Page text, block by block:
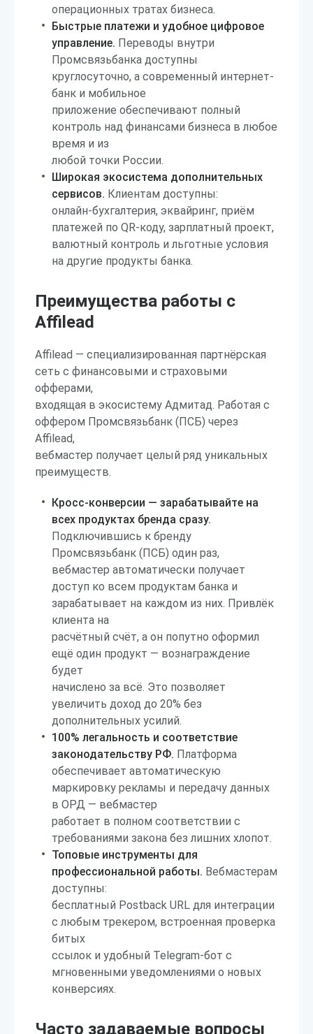
операционных тратах бизнеса.
Быстрые платежи и удобное цифровое
управление. Переводы внутри
Промсвязьбанка доступны
круглосуточно, а современный интернет-
банк и мобильное
приложение обеспечивают полный
контроль над финансами бизнеса в любое
время и из
любой точки России.
Широкая экосистема дополнительных
сервисов. Клиентам доступны:
онлайн-бухгалтерия, эквайринг, приём
платежей по QR-коду, зарплатный проект,
валютный контроль и льготные условия
на другие продукты банка.
Преимущества работы с
Affilead
Affilead — специализированная партнёрская
сеть с финансовыми и страховыми
офферами,
входящая в экосистему Адмитад. Работая с
оффером Промсвязьбанк (ПСБ) через
Affilead,
вебмастер получает целый ряд уникальных
преимуществ.
Кросс-конверсии — зарабатывайте на
всех продуктах бренда сразу.
Подключившись к бренду
Промсвязьбанк (ПСБ) один раз,
вебмастер автоматически получает
доступ ко всем продуктам банка и
зарабатывает на каждом из них. Привлёк
клиента на
расчётный счёт, а он попутно оформил
ещё один продукт — вознаграждение
будет
начислено за всё. Это позволяет
увеличить доход до 20% без
дополнительных усилий.
100% легальность и соответствие
законодательству РФ. Платформа
обеспечивает автоматическую
маркировку рекламы и передачу данных
в ОРД — вебмастер
работает в полном соответствии с
требованиями закона без лишних хлопот.
Топовые инструменты для
профессиональной работы. Вебмастерам
доступны:
бесплатный Postback URL для интеграции
с любым трекером, встроенная проверка
битых
ссылок и удобный Telegram-бот с
мгновенными уведомлениями о новых
конверсиях.
Часто задаваемые вопросы